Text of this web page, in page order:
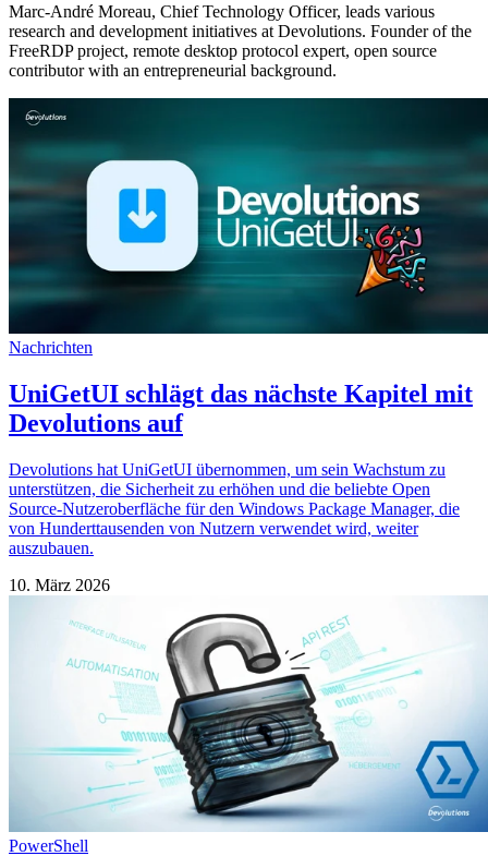
Marc-André Moreau, Chief Technology Officer, leads various
research and development initiatives at Devolutions. Founder of the
FreeRDP project, remote desktop protocol expert, open source
contributor with an entrepreneurial background.
Nachrichten
UniGetUI schlägt das nächste Kapitel mit
Devolutions auf
Devolutions hat UniGetUI übernommen, um sein Wachstum zu
unterstützen, die Sicherheit zu erhöhen und die beliebte Open
Source-Nutzeroberfläche für den Windows Package Manager, die
von Hunderttausenden von Nutzern verwendet wird, weiter
auszubauen.
10. März 2026
PowerShell